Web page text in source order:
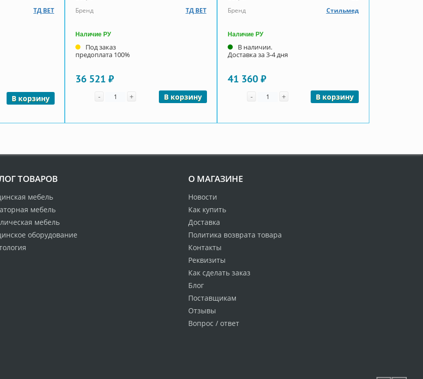
ТД ВЕТ
В корзину
Бренд
ТД ВЕТ
Наличие РУ
Под заказ
предоплата 100%
36 521 ₽
- Количество
+ В корзину
Бренд
Стильмед
Наличие РУ
В наличии.
Доставка за 3-4 дня
41 360 ₽
- Количество
+ В корзину
ТОВАРОВ
мебель
мебель
мебель
оборудование
О МАГАЗИНЕ
Новости
Как купить
Доставка
Политика возврата товара
Контакты
Реквизиты
Как сделать заказ
Блог
Поставщикам
Отзывы
Вопрос / ответ